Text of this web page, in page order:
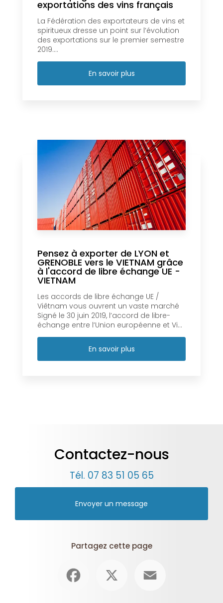
exportations des vins français
La Fédération des exportateurs de vins et
spiritueux dresse un point sur l’évolution
des exportations sur le premier semestre
2019....
En savoir plus
Pensez à exporter de LYON et
GRENOBLE vers le VIETNAM grâce
à l'accord de libre échange UE -
VIETNAM
Les accords de libre échange UE /
Viêtnam vous ouvrent un vaste marché
Signé le 30 juin 2019, l’accord de libre-
échange entre l’Union européenne et Vi...
En savoir plus
Contactez-nous
Tél. 07 83 51 05 65
Envoyer un message
Partagez cette page